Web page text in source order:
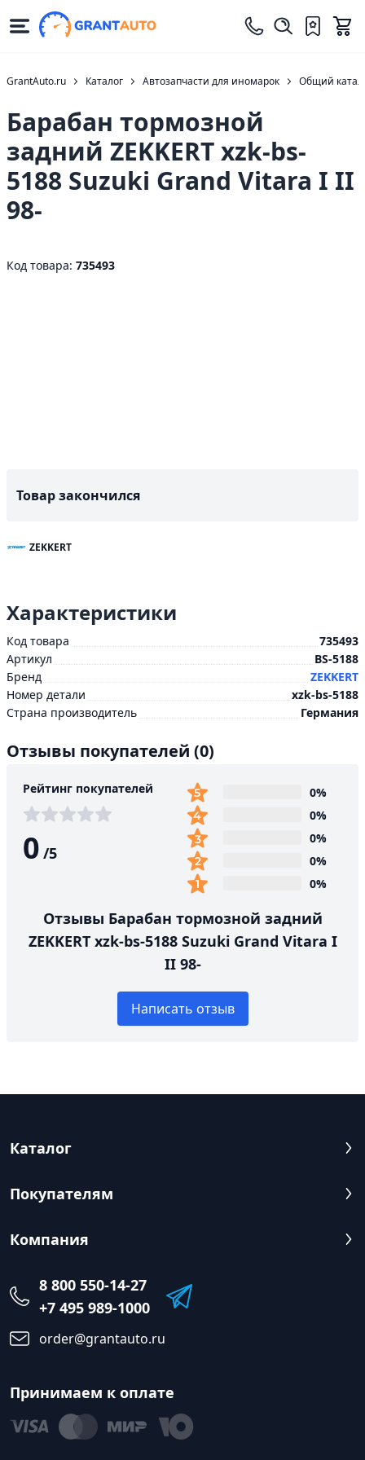
GrantAuto.ru Каталог Автозапчасти для иномарок Общий
Барабан тормозной
задний ZEKKERT xzk-bs-
5188 Suzuki Grand Vitara I II
98-
Код товара: 735493
Товар закончился
ZEKKERT
Характеристики
Код товара
735493
Артикул
BS-5188
Бренд
ZEKKERT
Номер детали
xzk-bs-5188
Страна производитель
Германия
Отзывы покупателей (0)
Рейтинг покупателей
0 /5
0%
0%
0%
0%
0%
Отзывы Барабан тормозной задний
ZEKKERT xzk-bs-5188 Suzuki Grand Vitara I
II 98-
Написать отзыв
Каталог
Покупателям
Компания
8 800 550-14-27
+7 495 989-1000
order@grantauto.ru
Принимаем к оплате